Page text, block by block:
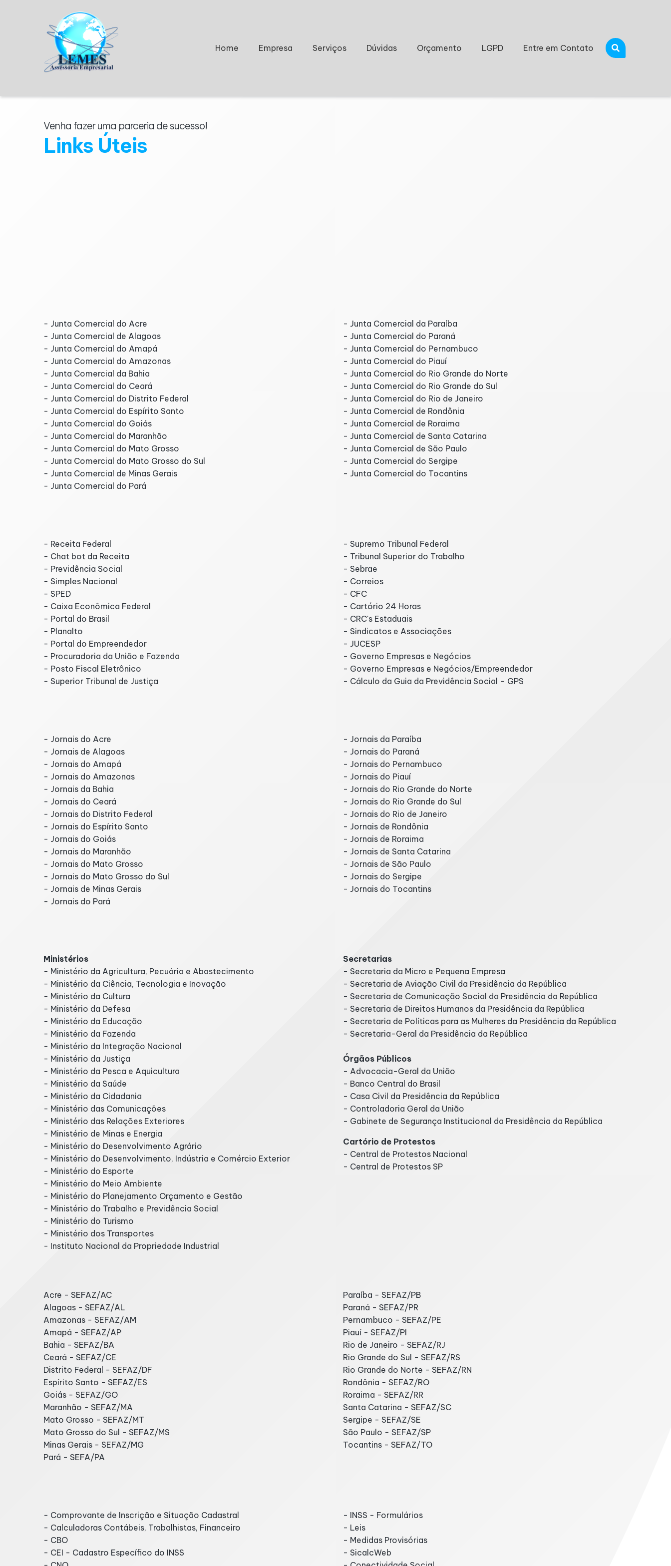
Home Empresa Serviços Dúvidas Orçamento LGPD Entre em Contato
Venha fazer uma parceria de sucesso!
Links Úteis
- Junta Comercial do Acre
- Junta Comercial de Alagoas
- Junta Comercial do Amapá
- Junta Comercial do Amazonas
- Junta Comercial da Bahia
- Junta Comercial do Ceará
- Junta Comercial do Distrito Federal
- Junta Comercial do Espírito Santo
- Junta Comercial do Goiás
- Junta Comercial do Maranhão
- Junta Comercial do Mato Grosso
- Junta Comercial do Mato Grosso do Sul
- Junta Comercial de Minas Gerais
- Junta Comercial do Pará
- Junta Comercial da Paraíba
- Junta Comercial do Paraná
- Junta Comercial do Pernambuco
- Junta Comercial do Piauí
- Junta Comercial do Rio Grande do Norte
- Junta Comercial do Rio Grande do Sul
- Junta Comercial do Rio de Janeiro
- Junta Comercial de Rondônia
- Junta Comercial de Roraima
- Junta Comercial de Santa Catarina
- Junta Comercial de São Paulo
- Junta Comercial do Sergipe
- Junta Comercial do Tocantins
- Receita Federal
- Chat bot da Receita
- Previdência Social
- Simples Nacional
- SPED
- Caixa Econômica Federal
- Portal do Brasil
- Planalto
- Portal do Empreendedor
- Procuradoria da União e Fazenda
- Posto Fiscal Eletrônico
- Superior Tribunal de Justiça
- Supremo Tribunal Federal
- Tribunal Superior do Trabalho
- Sebrae
- Correios
- CFC
- Cartório 24 Horas
- CRC's Estaduais
- Sindicatos e Associações
- JUCESP
- Governo Empresas e Negócios
- Governo Empresas e Negócios/Empreendedor
- Cálculo da Guia da Previdência Social – GPS
- Jornais do Acre
- Jornais de Alagoas
- Jornais do Amapá
- Jornais do Amazonas
- Jornais da Bahia
- Jornais do Ceará
- Jornais do Distrito Federal
- Jornais do Espírito Santo
- Jornais do Goiás
- Jornais do Maranhão
- Jornais do Mato Grosso
- Jornais do Mato Grosso do Sul
- Jornais de Minas Gerais
- Jornais do Pará
- Jornais da Paraíba
- Jornais do Paraná
- Jornais do Pernambuco
- Jornais do Piauí
- Jornais do Rio Grande do Norte
- Jornais do Rio Grande do Sul
- Jornais do Rio de Janeiro
- Jornais de Rondônia
- Jornais de Roraima
- Jornais de Santa Catarina
- Jornais de São Paulo
- Jornais do Sergipe
- Jornais do Tocantins
Ministérios
- Ministério da Agricultura, Pecuária e Abastecimento
- Ministério da Ciência, Tecnologia e Inovação
- Ministério da Cultura
- Ministério da Defesa
- Ministério da Educação
- Ministério da Fazenda
- Ministério da Integração Nacional
- Ministério da Justiça
- Ministério da Pesca e Aquicultura
- Ministério da Saúde
- Ministério da Cidadania
- Ministério das Comunicações
- Ministério das Relações Exteriores
- Ministério de Minas e Energia
- Ministério do Desenvolvimento Agrário
- Ministério do Desenvolvimento, Indústria e Comércio Exterior
- Ministério do Esporte
- Ministério do Meio Ambiente
- Ministério do Planejamento Orçamento e Gestão
- Ministério do Trabalho e Previdência Social
- Ministério do Turismo
- Ministério dos Transportes
- Instituto Nacional da Propriedade Industrial
Secretarias
- Secretaria da Micro e Pequena Empresa
- Secretaria de Aviação Civil da Presidência da República
- Secretaria de Comunicação Social da Presidência da República
- Secretaria de Direitos Humanos da Presidência da República
- Secretaria de Políticas para as Mulheres da Presidência da República
- Secretaria-Geral da Presidência da República
Órgãos Públicos
- Advocacia-Geral da União
- Banco Central do Brasil
- Casa Civil da Presidência da República
- Controladoria Geral da União
- Gabinete de Segurança Institucional da Presidência da República
Cartório de Protestos
- Central de Protestos Nacional
- Central de Protestos SP
Acre - SEFAZ/AC
Alagoas - SEFAZ/AL
Amazonas - SEFAZ/AM
Amapá - SEFAZ/AP
Bahia - SEFAZ/BA
Ceará - SEFAZ/CE
Distrito Federal - SEFAZ/DF
Espírito Santo - SEFAZ/ES
Goiás - SEFAZ/GO
Maranhão - SEFAZ/MA
Mato Grosso - SEFAZ/MT
Mato Grosso do Sul - SEFAZ/MS
Minas Gerais - SEFAZ/MG
Pará - SEFA/PA
Paraíba - SEFAZ/PB
Paraná - SEFAZ/PR
Pernambuco - SEFAZ/PE
Piauí - SEFAZ/PI
Rio de Janeiro - SEFAZ/RJ
Rio Grande do Sul - SEFAZ/RS
Rio Grande do Norte - SEFAZ/RN
Rondônia - SEFAZ/RO
Roraima - SEFAZ/RR
Santa Catarina - SEFAZ/SC
Sergipe - SEFAZ/SE
São Paulo - SEFAZ/SP
Tocantins - SEFAZ/TO
- Comprovante de Inscrição e Situação Cadastral
- Calculadoras Contábeis, Trabalhistas, Financeiro
- CBO
- CEI - Cadastro Específico do INSS
- INSS - Formulários
- Leis
- Medidas Provisórias
- SicalcWeb